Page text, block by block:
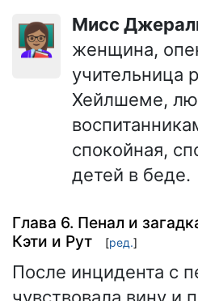
👩🏽‍🏫 Мисс
женщина,
учительница
Хейлшеме,
спокойная,
детей в беде.
Глава 6. Пенал и
Кэти и Рут
[ред.]
После инцидента с